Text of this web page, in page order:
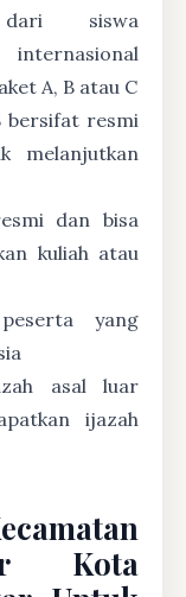
siswa
A, B atau C
bersifat resmi
melanjutkan
dan bisa
kuliah atau
yang
asal luar
ijazah
Kota